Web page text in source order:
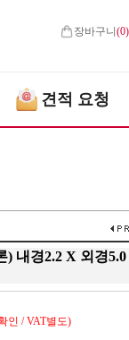
장바구니(0)
견적 요청
) 내경2.2 X 외경5.0
인 / VAT별도)